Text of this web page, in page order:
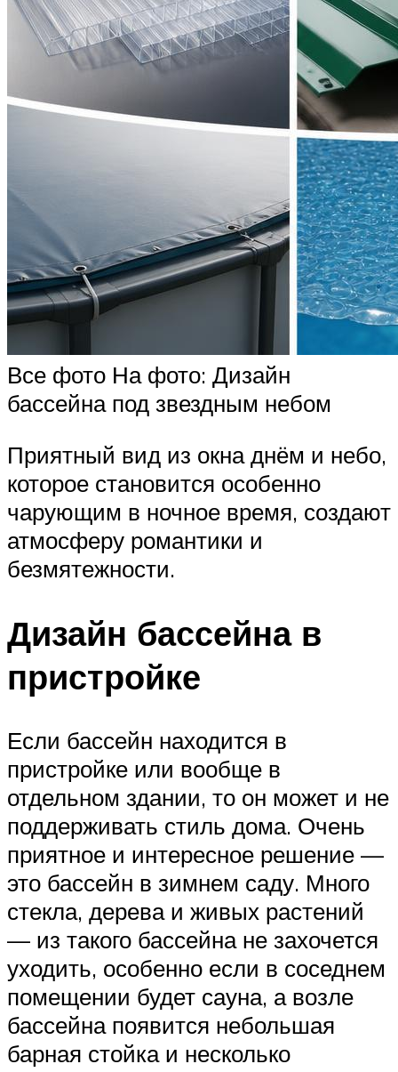
Все фото На фото: Дизайн
бассейна под звездным небом
Приятный вид из окна днём и небо,
которое становится особенно
чарующим в ночное время, создают
атмосферу романтики и
безмятежности.
Дизайн бассейна в
пристройке
Если бассейн находится в
пристройке или вообще в
отдельном здании, то он может и не
поддерживать стиль дома. Очень
приятное и интересное решение —
это бассейн в зимнем саду. Много
стекла, дерева и живых растений
— из такого бассейна не захочется
уходить, особенно если в соседнем
помещении будет сауна, а возле
бассейна появится небольшая
барная стойка и несколько